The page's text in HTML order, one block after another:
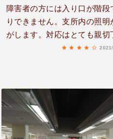
障害者の方には入り口が階段
りできません。支所内の照
がします。対応はとても親切